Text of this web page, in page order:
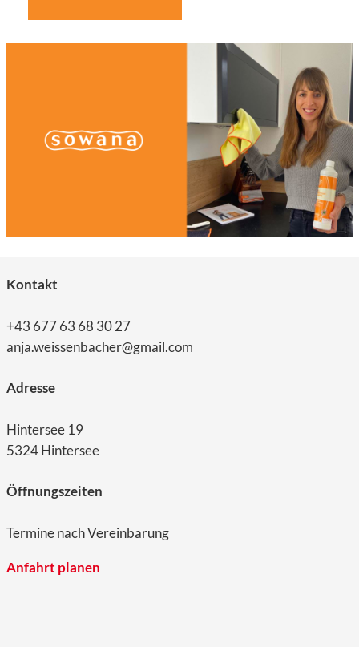
Kontakt
+43 677 63 68 30 27
anja.weissenbacher@gmail.com
Adresse
Hintersee 19
5324 Hintersee
Öffnungszeiten
Termine nach Vereinbarung
Anfahrt planen